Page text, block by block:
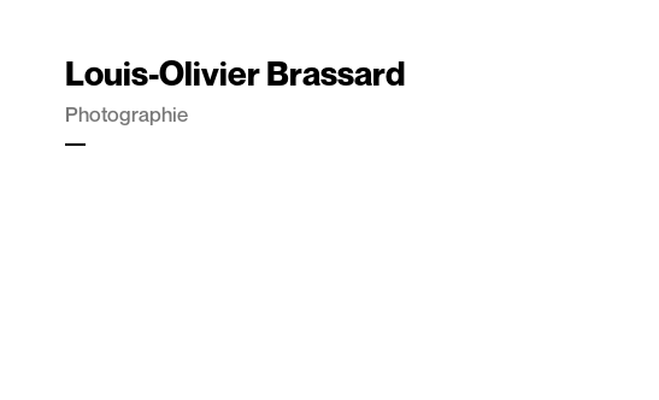
Louis-Olivier Brassard
Photographie